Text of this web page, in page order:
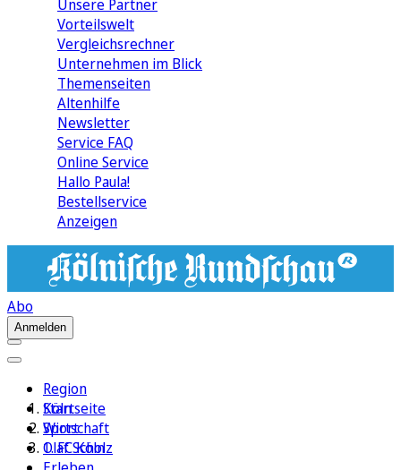
Unsere Partner
Vorteilswelt
Vergleichsrechner
Unternehmen im Blick
Themenseiten
Altenhilfe
Newsletter
Service FAQ
Online Service
Hallo Paula!
Bestellservice
Anzeigen
Abo
Anmelden
Region
Köln
Sport
1. FC Köln
Startseite
Wirtschaft
Olaf Scholz